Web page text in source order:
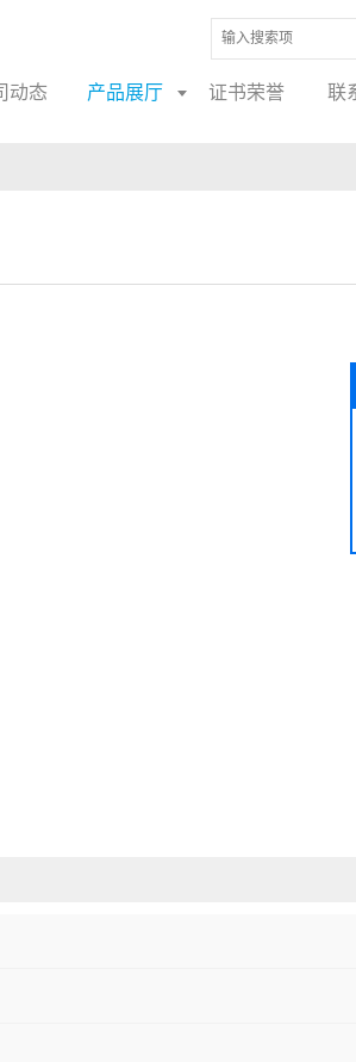
动态 产品展厅 证书荣誉 联